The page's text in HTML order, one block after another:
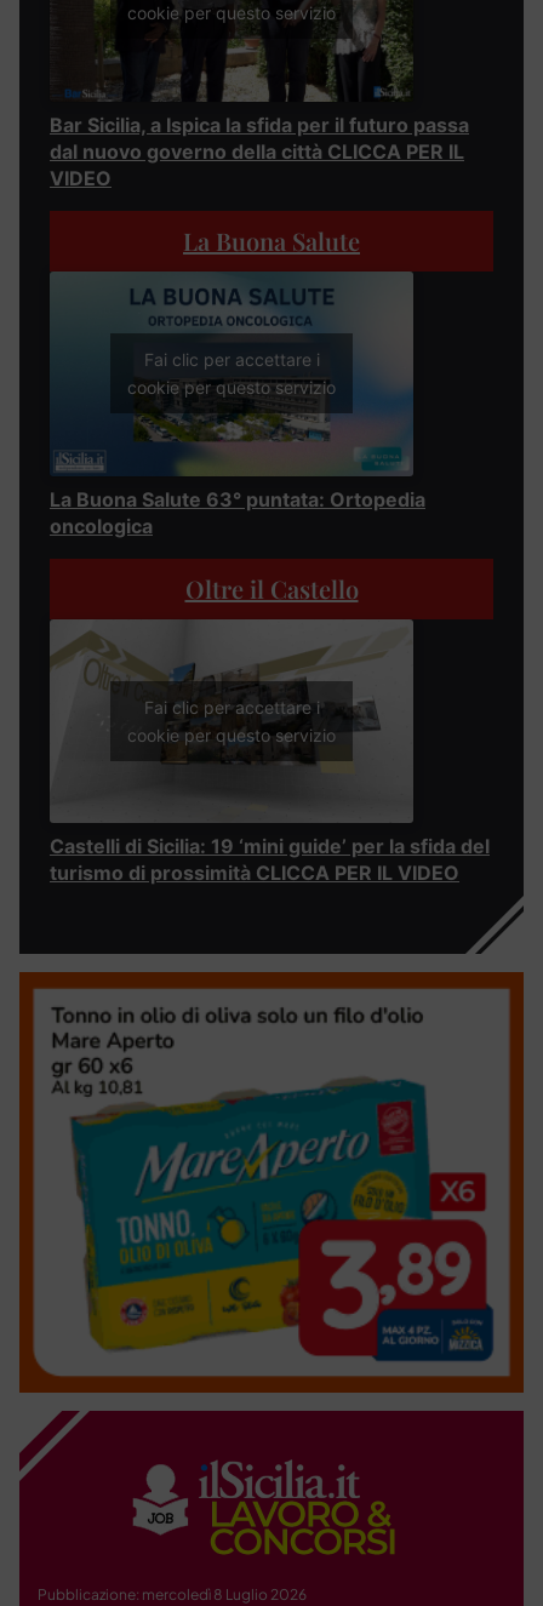
cookie per questo servizio
Bar Sicilia, a Ispica la sfida per il futuro passa
dal nuovo governo della città CLICCA PER IL
VIDEO
La Buona Salute
Fai clic per accettare i
cookie per questo servizio
La Buona Salute 63° puntata: Ortopedia
oncologica
Oltre il Castello
Fai clic per accettare i
cookie per questo servizio
Castelli di Sicilia: 19 ‘mini guide’ per la sfida del
turismo di prossimità CLICCA PER IL VIDEO
Pubblicazione: mercoledì 8 Luglio 2026